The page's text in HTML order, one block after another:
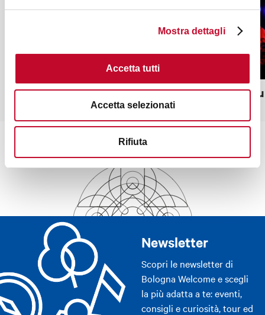
Mostra dettagli
Accetta tutti
Accetta selezionati
Rifiuta
Chalet disco dei Giardini Margherita Covo
Newsletter
Scopri le newsletter di
Bologna Welcome e scegli
la più adatta a te: eventi,
consigli e curiosità, tour ed